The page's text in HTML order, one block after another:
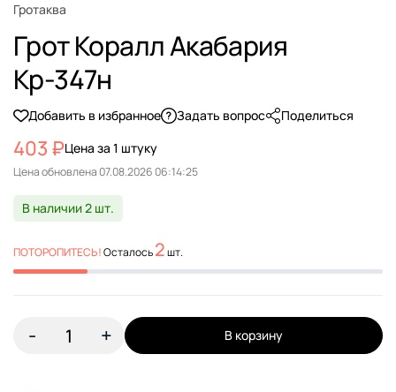
Гротаква
Грот Коралл Акабария
Кр-347н
Добавить в избранное Задать вопрос Поделиться
403 ₽Цена за 1 штуку
Цена обновлена
В наличии 2 шт.
ПОТОРОПИТЕСЬ!Осталось2шт.
- + В корзину